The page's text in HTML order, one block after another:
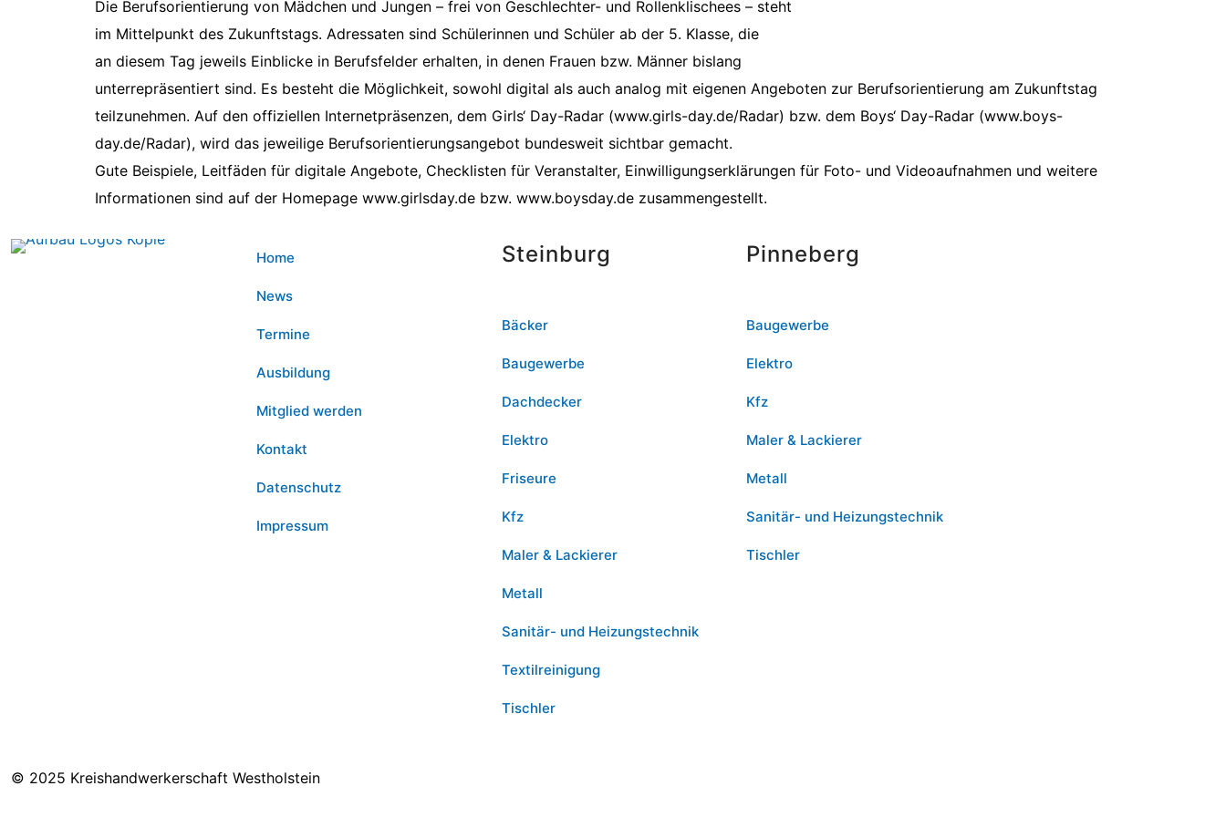
Die Berufsorientierung von Mädchen und Jungen – frei von Geschlechter- und Rollenklischees – steht
im Mittelpunkt des Zukunftstags. Adressaten sind Schülerinnen und Schüler ab der 5. Klasse, die
an diesem Tag jeweils Einblicke in Berufsfelder erhalten, in denen Frauen bzw. Männer bislang
unterrepräsentiert sind. Es besteht die Möglichkeit, sowohl digital als auch analog mit eigenen Angeboten zur Berufsorientierung am Zukunftstag
teilzunehmen. Auf den offiziellen Internetpräsenzen, dem Girls‘ Day-Radar (www.girls-day.de/Radar) bzw. dem Boys‘ Day-Radar (www.boys-
day.de/Radar), wird das jeweilige Berufsorientierungsangebot bundesweit sichtbar gemacht.
Gute Beispiele, Leitfäden für digitale Angebote, Checklisten für Veranstalter, Einwilligungserklärungen für Foto- und Videoaufnahmen und weitere
Informationen sind auf der Homepage www.girlsday.de bzw. www.boysday.de zusammengestellt.
Home
News
Termine
Ausbildung
Mitglied werden
Kontakt
Datenschutz
Impressum
Steinburg
Bäcker
Baugewerbe
Dachdecker
Elektro
Friseure
Kfz
Maler & Lackierer
Metall
Sanitär- und Heizungstechnik
Textilreinigung
Tischler
Pinneberg
Baugewerbe
Elektro
Kfz
Maler & Lackierer
Metall
Sanitär- und Heizungstechnik
Tischler
© 2025 Kreishandwerkerschaft Westholstein